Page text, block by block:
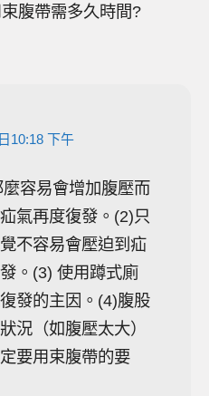
腹帶需多久時間?
10:18 下午
容易會增加腹壓而
氣再度復發。(2)只
不容易會壓迫到疝
。(3) 使用蹲式廁
發的主因。(4)腹股
況（如腹壓太大）
要用束腹帶的要